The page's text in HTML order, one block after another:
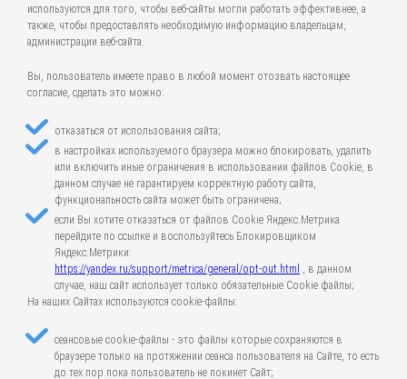
используются для того, чтобы веб-сайты могли работать эффективнее, а
также, чтобы предоставлять необходимую информацию владельцам,
администрации веб-сайта.
Вы, пользователь имеете право в любой момент отозвать настоящее
согласие, сделать это можно:
отказаться от использования сайта;
в настройках используемого браузера можно блокировать, удалить
или включить иные ограничения в использовании файлов Cookie, в
данном случае не гарантируем корректную работу сайта,
функциональность сайта может быть ограничена;
если Вы хотите отказаться от файлов Cookie Яндекс.Метрика
перейдите по ссылке и воспользуйтесь Блокировщиком
Яндекс.Метрики:
https://yandex.ru/support/metrica/general/opt-out.html , в данном
случае, наш сайт использует только обязательные Cookie файлы;
На наших Сайтах используются cookie-файлы:
сеансовые cookie-файлы - это файлы которые сохраняются в
браузере только на протяжении сеанса пользователя на Сайте, то есть
до тех пор пока пользователь не покинет Сайт;